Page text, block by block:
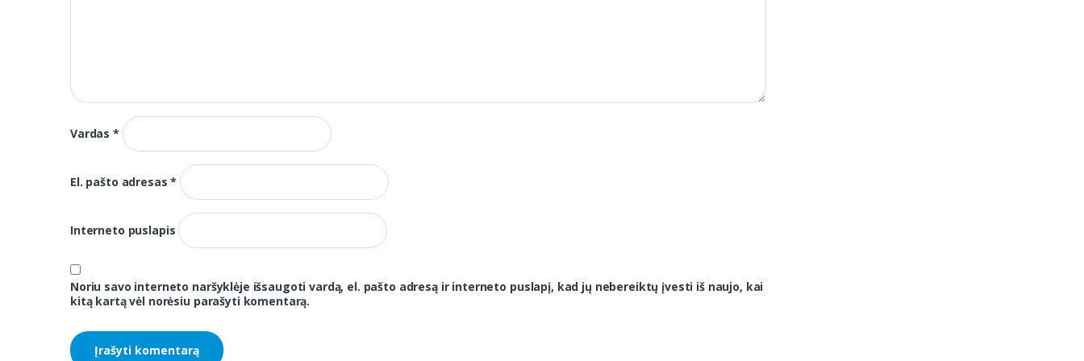
Vardas*
El. pašto adresas*
Interneto puslapis
Noriu savo interneto naršyklėje išsaugoti vardą, el. pašto adresą ir interneto puslapį, kad jų nebereiktų įvesti iš naujo, kai
kitą kartą vėl norėsiu parašyti komentarą.